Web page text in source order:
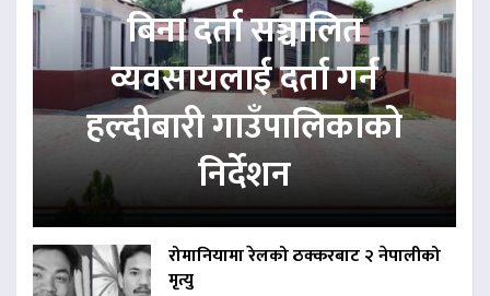
बिना दर्ता सञ्चालित
व्यवसायलाई दर्ता गर्न
हल्दीबारी गाउँपालिकाको
निर्देशन
रोमानियामा रेलको ठक्करबाट २ नेपालीको
मृत्यु